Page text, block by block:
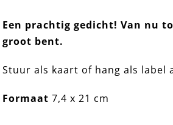
Een prachtig gedicht! Van nu
groot bent.
Stuur als kaart of hang als label
Formaat 7,4 x 21 cm